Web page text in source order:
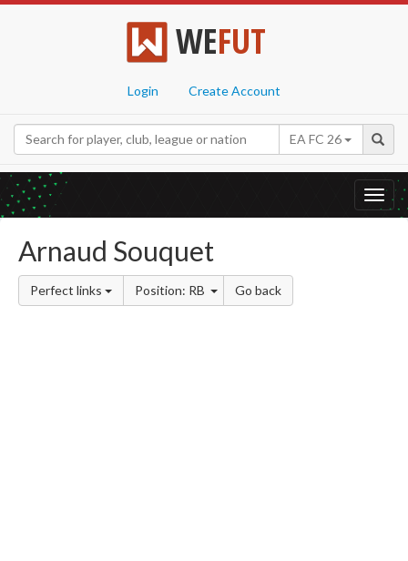
WEFUT
Login Create Account
EA FC 26
Arnaud Souquet
Perfect links Position: RB Go back